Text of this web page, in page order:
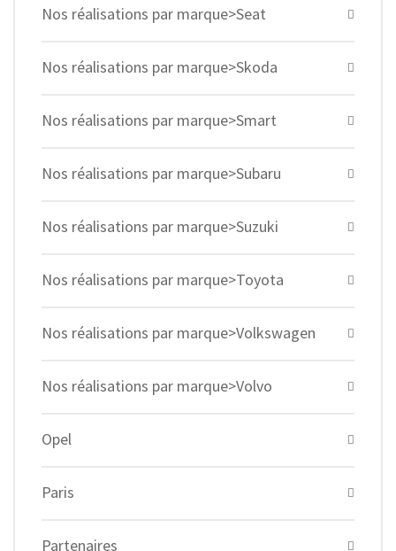
Nos réalisations par marque>Seat
Nos réalisations par marque>Skoda
Nos réalisations par marque>Smart
Nos réalisations par marque>Subaru
Nos réalisations par marque>Suzuki
Nos réalisations par marque>Toyota
Nos réalisations par marque>Volkswagen
Nos réalisations par marque>Volvo
Opel
Paris
Partenaires